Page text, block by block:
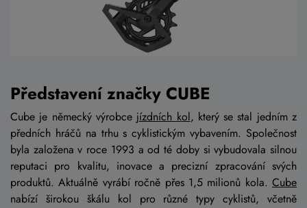
Představení značky CUBE
Cube je německý výrobce jízdních kol, který se stal jedním z
předních hráčů na trhu s cyklistickým vybavením. Společnost
byla založena v roce 1993 a od té doby si vybudovala silnou
reputaci pro kvalitu, inovace a precizní zpracování svých
produktů. Aktuálně vyrábí ročně přes 1,5 milionů kola. Cube
nabízí širokou škálu kol pro různé typy cyklistů, včetně